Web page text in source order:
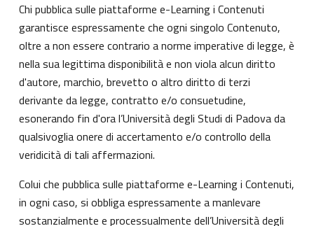
Chi pubblica sulle piattaforme e-Learning i Contenuti
garantisce espressamente che ogni singolo Contenuto,
oltre a non essere contrario a norme imperative di legge, è
nella sua legittima disponibilità e non viola alcun diritto
d'autore, marchio, brevetto o altro diritto di terzi
derivante da legge, contratto e/o consuetudine,
esonerando fin d'ora l’Università degli Studi di Padova da
qualsivoglia onere di accertamento e/o controllo della
veridicità di tali affermazioni.
Colui che pubblica sulle piattaforme e-Learning i Contenuti,
in ogni caso, si obbliga espressamente a manlevare
sostanzialmente e processualmente dell’Università degli